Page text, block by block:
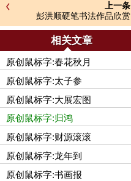
上一条
彭洪顺硬笔书法作品欣赏
相关文章
原创鼠标字:春花秋月
原创鼠标字:太子参
原创鼠标字:大展宏图
原创鼠标字:归鸿
原创鼠标字:财源滚滚
原创鼠标字:龙年到
原创鼠标字:书画报